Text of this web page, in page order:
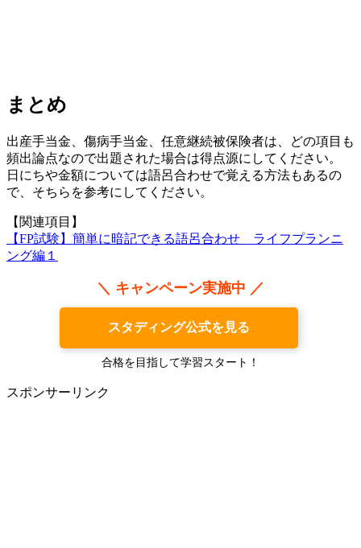
まとめ
出産手当金、傷病手当金、任意継続被保険者は、どの項目も
頻出論点なので出題された場合は得点源にしてください。
日にちや金額については語呂合わせで覚える方法もあるの
で、そちらを参考にしてください。
【関連項目】
【FP試験】簡単に暗記できる語呂合わせ ライフプランニ
ング編１
＼ キャンペーン実施中 ／
スタディング公式を見る
合格を目指して学習スタート！
スポンサーリンク